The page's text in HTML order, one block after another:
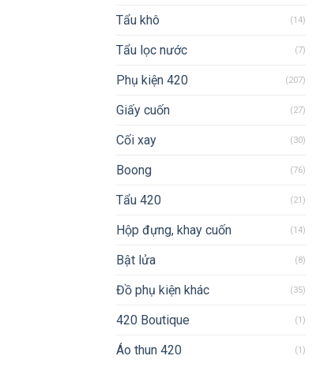
Tẩu khô (14)
Tẩu lọc nước (7)
Phụ kiện 420 (207)
Giấy cuốn (27)
Cối xay (30)
Boong (76)
Tẩu 420 (21)
Hộp đựng, khay cuốn (14)
Bật lửa (8)
Đồ phụ kiện khác (35)
420 Boutique (1)
Áo thun 420 (1)